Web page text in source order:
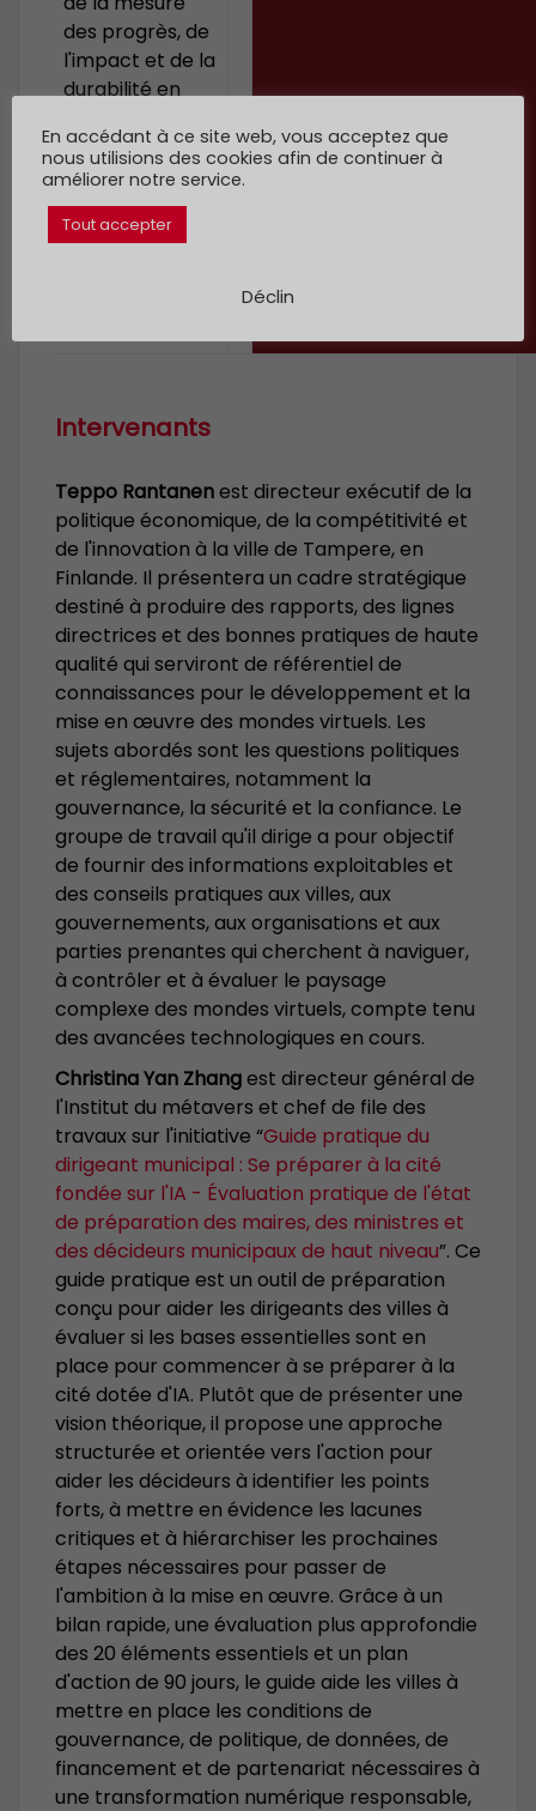
des progrès, de
l'impact et de la
durabilité en
avec le nouvel
agenda urbain
et les objectifs
de
Intervenants
Teppo Rantanenest directeur exécutif de la
politique économique, de la compétitivité et
de l'innovation à la ville de Tampere, en
Finlande. Il présentera un cadre stratégique
destiné à produire des rapports, des lignes
directrices et des bonnes pratiques de haute
qualité qui serviront de référentiel de
connaissances pour le développement et la
mise en œuvre des mondes virtuels. Les
sujets abordés sont les questions politiques
et réglementaires, notamment la
gouvernance, la sécurité et la confiance. Le
groupe de travail qu'il dirige a pour objectif
de fournir des informations exploitables et
des conseils pratiques aux villes, aux
gouvernements, aux organisations et aux
parties prenantes qui cherchent à naviguer,
à contrôler et à évaluer le paysage
complexe des mondes virtuels, compte tenu
des avancées technologiques en cours.
Christina Yan Zhangest directeur général de
l'Institut du métavers et chef de file des
travaux sur l'initiative “Guide pratique du
dirigeant municipal : Se préparer à la cité
fondée sur l'IA - Évaluation pratique de l'état
de préparation des maires, des ministres et
des décideurs municipaux de haut niveau”. Ce
guide pratique est un outil de préparation
conçu pour aider les dirigeants des villes à
évaluer si les bases essentielles sont en
place pour commencer à se préparer à la
cité dotée d'IA. Plutôt que de présenter une
vision théorique, il propose une approche
structurée et orientée vers l'action pour
aider les décideurs à identifier les points
forts, à mettre en évidence les lacunes
critiques et à hiérarchiser les prochaines
étapes nécessaires pour passer de
l'ambition à la mise en œuvre. Grâce à un
bilan rapide, une évaluation plus approfondie
des 20 éléments essentiels et un plan
d'action de 90 jours, le guide aide les villes à
mettre en place les conditions de
gouvernance, de politique, de données, de
financement et de partenariat nécessaires à
une transformation numérique responsable,
En accédant à ce site web, vous acceptez que
nous utilisions des cookies afin de continuer à
améliorer notre service.
Tout accepter
Déclin